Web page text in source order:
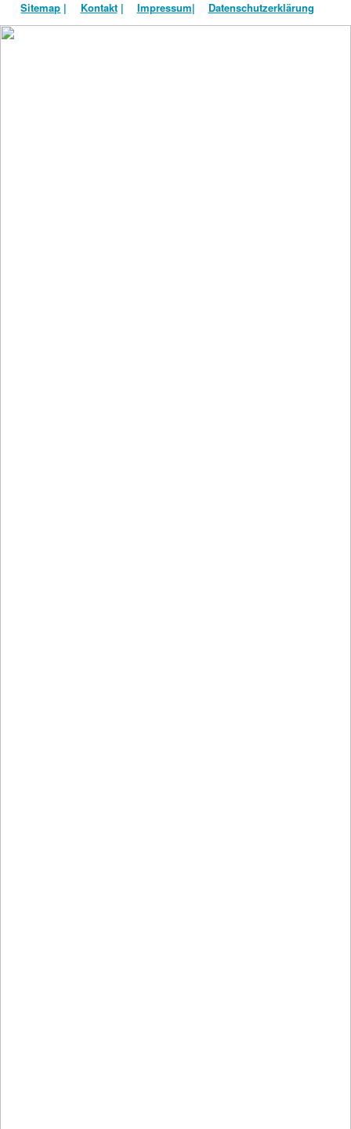
Sitemap | Kontakt| Impressum| Datenschutzerklärung